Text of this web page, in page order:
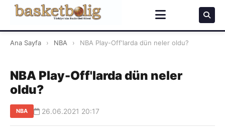
Ana Sayfa › NBA › NBA Play-Off'larda dün neler oldu?
NBA Play-Off'larda dün neler
oldu?
NBA 26.06.2021 20:17